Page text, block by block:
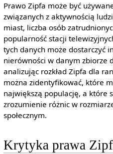
Prawo Zipfa może być
związanych z aktywnością
miast, liczba osób
popularność stacji
tych danych może dostarczyć
nierówności w danym zbiorze
analizując rozkład Zipfa dla
można zidentyfikować, które
największą populację, a które
zrozumienie różnic w
społecznym.
Krytyka prawa